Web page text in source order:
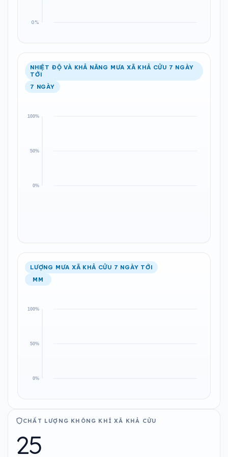
NHIỆT ĐỘ VÀ KHẢ NĂNG MƯA XÃ KHẢ CỬU 7 NGÀY
TỚI
7 NGÀY
LƯỢNG MƯA XÃ KHẢ CỬU 7 NGÀY TỚI
MM
CHẤT LƯỢNG KHÔNG KHÍ XÃ KHẢ CỬU
25